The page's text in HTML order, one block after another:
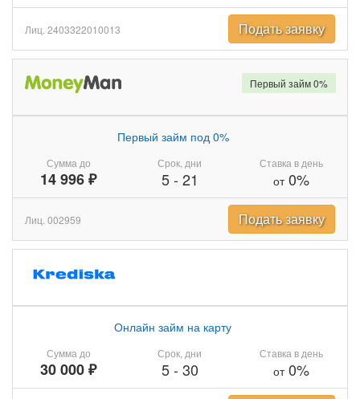
Лиц. 2403322010013 Подать заявку
Сумма до
14 996 ₽
Первый займ под 0%
Срок, дни
5- 21
Ставка в день
от0%
Первый займ 0%
Лиц. 002959 Подать заявку
Сумма до
30 000 ₽
Онлайн займ на карту
Срок, дни
5- 30
Ставка в день
от0%